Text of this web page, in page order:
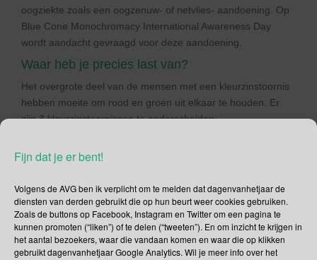
Fijn dat je er bent!
Volgens de AVG ben ik verplicht om te melden dat dagenvanhetjaar de
diensten van derden gebruikt die op hun beurt weer cookies gebruiken.
Zoals de buttons op Facebook, Instagram en Twitter om een pagina te
kunnen promoten (“liken”) of te delen (“tweeten”). En om inzicht te krijgen in
het aantal bezoekers, waar die vandaan komen en waar die op klikken
gebruikt dagenvanhetjaar Google Analytics. Wil je meer info over het
oogziekte zoals een oogzenuw- of netvlies- aandoening. Op
Blue Cone Monochromacy International Awareness Day
wordt aandacht gevraagd voor deze aandoening.
Waar heb je precies last van?
Het overgrote deel van de mensen met een kleurzinstoornis
hebben moeite om rood en groen uit elkaar te houden. Er
zijn 3 kleurzinstoornissen te onderscheiden:
protanomalie (rood-zwakte)
Verminderd zicht voor groen komt het meest voor (5%), dan
verminderd zicht voor rood (1%), roodblindheid (1%) en
groenblindheid (1%). Stoornis in blauwzicht en volledige
kleurenblindheid komen zeer zelden voor.